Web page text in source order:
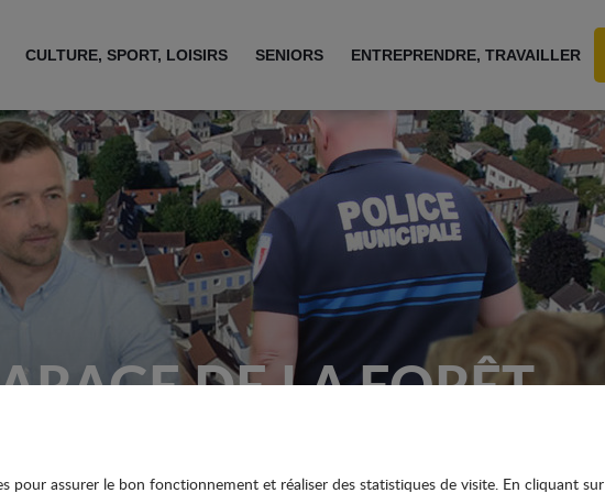
pour assurer le bon fonctionnement et réaliser des statistiques de visite. En cliquant sur
CULTURE, SPORT, LOISIRS SENIORS ENTREPRENDRE, TRAVAILLER
DE LA FORÊT